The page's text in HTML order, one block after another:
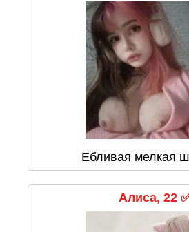
Ебливая мелкая
Алиса, 22